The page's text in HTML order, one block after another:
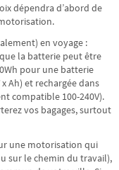
dépendra d’abord de
en voyage :
la batterie peut être
pour une batterie
Ah) et rechargée dans
compatible 100-240V).
vos bagages, surtout
une motorisation qui
sur le chemin du travail),